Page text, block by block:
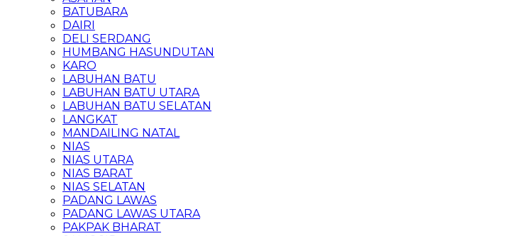
BATUBARA
DAIRI
DELI SERDANG
HUMBANG HASUNDUTAN
KARO
LABUHAN BATU
LABUHAN BATU UTARA
LABUHAN BATU SELATAN
LANGKAT
MANDAILING NATAL
NIAS
NIAS UTARA
NIAS BARAT
NIAS SELATAN
PADANG LAWAS
PADANG LAWAS UTARA
PAKPAK BHARAT